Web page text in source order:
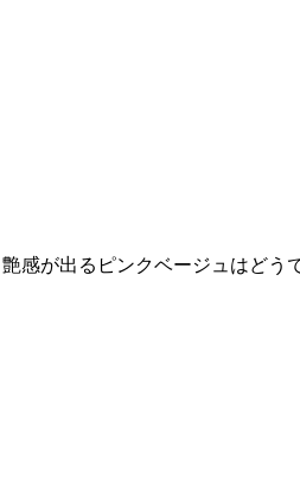
が出るピンクベージュはどう